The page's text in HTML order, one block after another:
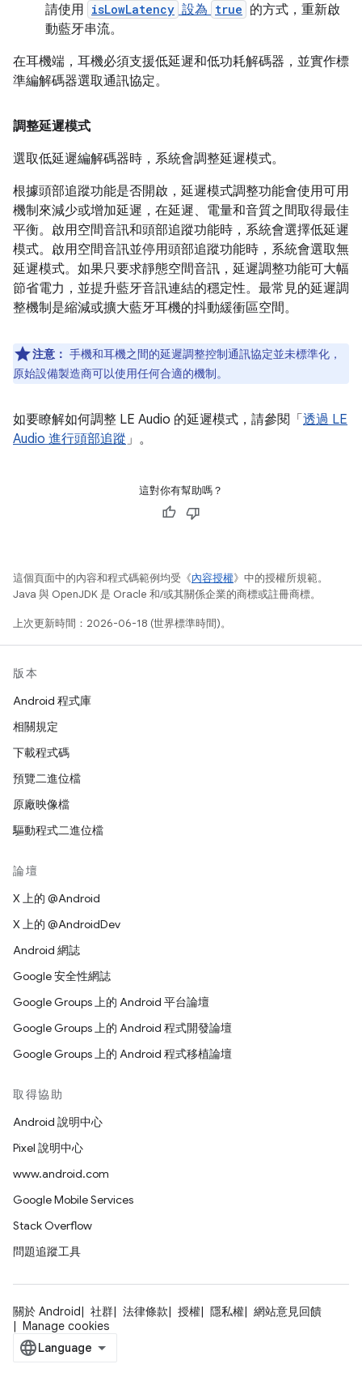
請使用 isLowLatency 設為 true 的方式，重新啟
動藍牙串流。
在耳機端，耳機必須支援低延遲和低功耗解碼器，並實作標
準編解碼器選取通訊協定。
調整延遲模式
選取低延遲編解碼器時，系統會調整延遲模式。
根據頭部追蹤功能是否開啟，延遲模式調整功能會使用可用
機制來減少或增加延遲，在延遲、電量和音質之間取得最佳
平衡。啟用空間音訊和頭部追蹤功能時，系統會選擇低延遲
模式。啟用空間音訊並停用頭部追蹤功能時，系統會選取無
延遲模式。如果只要求靜態空間音訊，延遲調整功能可大幅
節省電力，並提升藍牙音訊連結的穩定性。最常見的延遲調
整機制是縮減或擴大藍牙耳機的抖動緩衝區空間。
注意： 手機和耳機之間的延遲調整控制通訊協定並未標準化，
原始設備製造商可以使用任何合適的機制。
如要瞭解如何調整 LE Audio 的延遲模式，請參閱「 透過 LE
Audio 進行頭部追蹤」。
這對你有幫助嗎？
這個頁面中的內容和程式碼範例均受《內容授權》中的授權所規範。
Java 與 OpenJDK 是 Oracle 和/或其關係企業的商標或註冊商標。
上次更新時間：2026-06-18 (世界標準時間)。
版本
Android 程式庫
相關規定
下載程式碼
預覽二進位檔
原廠映像檔
驅動程式二進位檔
論壇
X 上的 @Android
X 上的 @AndroidDev
Android 網誌
Google 安全性網誌
Google Groups 上的 Android 平台論壇
Google Groups 上的 Android 程式開發論壇
Google Groups 上的 Android 程式移植論壇
取得協助
Android 說明中心
Pixel 說明中心
www.android.com
Google Mobile Services
Stack Overflow
問題追蹤工具
關於 Android 社群 法律條款 授權 隱私權
網站意見回饋
Manage cookies